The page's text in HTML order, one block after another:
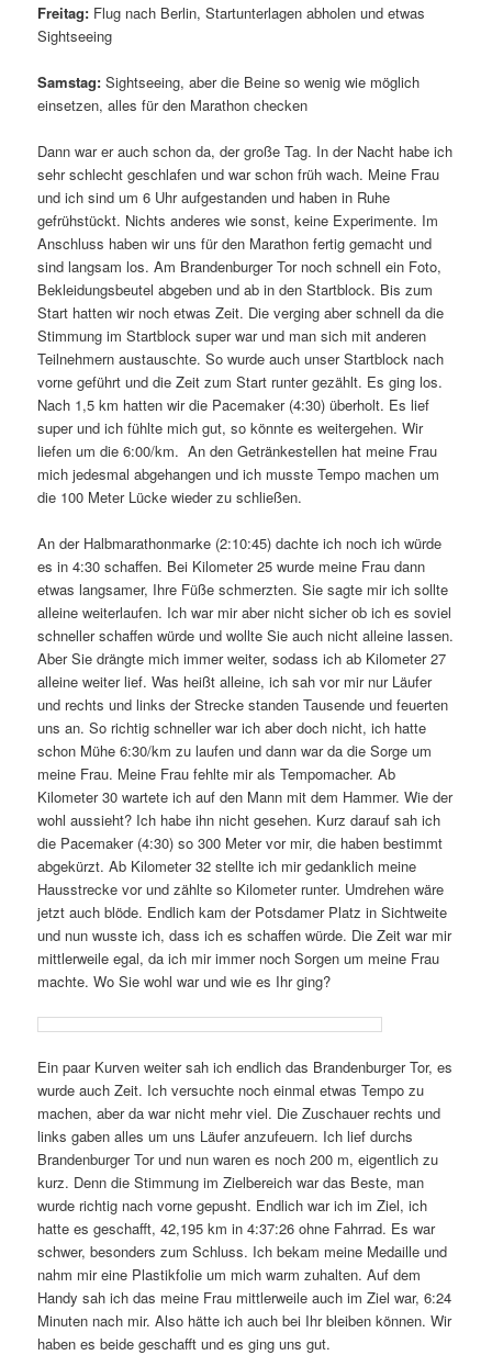
Freitag: Flug nach Berlin, Startunterlagen abholen und etwas
Sightseeing
Samstag: Sightseeing, aber die Beine so wenig wie möglich
einsetzen, alles für den Marathon checken
Dann war er auch schon da, der große Tag. In der Nacht habe ich
sehr schlecht geschlafen und war schon früh wach. Meine Frau
und ich sind um 6 Uhr aufgestanden und haben in Ruhe
gefrühstückt. Nichts anderes wie sonst, keine Experimente. Im
Anschluss haben wir uns für den Marathon fertig gemacht und
sind langsam los. Am Brandenburger Tor noch schnell ein Foto,
Bekleidungsbeutel abgeben und ab in den Startblock. Bis zum
Start hatten wir noch etwas Zeit. Die verging aber schnell da die
Stimmung im Startblock super war und man sich mit anderen
Teilnehmern austauschte. So wurde auch unser Startblock nach
vorne geführt und die Zeit zum Start runter gezählt. Es ging los.
Nach 1,5 km hatten wir die Pacemaker (4:30) überholt. Es lief
super und ich fühlte mich gut, so könnte es weitergehen. Wir
liefen um die 6:00/km. An den Getränkestellen hat meine Frau
mich jedesmal abgehangen und ich musste Tempo machen um
die 100 Meter Lücke wieder zu schließen.
An der Halbmarathonmarke (2:10:45) dachte ich noch ich würde
es in 4:30 schaffen. Bei Kilometer 25 wurde meine Frau dann
etwas langsamer, Ihre Füße schmerzten. Sie sagte mir ich sollte
alleine weiterlaufen. Ich war mir aber nicht sicher ob ich es soviel
schneller schaffen würde und wollte Sie auch nicht alleine lassen.
Aber Sie drängte mich immer weiter, sodass ich ab Kilometer 27
alleine weiter lief. Was heißt alleine, ich sah vor mir nur Läufer
und rechts und links der Strecke standen Tausende und feuerten
uns an. So richtig schneller war ich aber doch nicht, ich hatte
schon Mühe 6:30/km zu laufen und dann war da die Sorge um
meine Frau. Meine Frau fehlte mir als Tempomacher. Ab
Kilometer 30 wartete ich auf den Mann mit dem Hammer. Wie der
wohl aussieht? Ich habe ihn nicht gesehen. Kurz darauf sah ich
die Pacemaker (4:30) so 300 Meter vor mir, die haben bestimmt
abgekürzt. Ab Kilometer 32 stellte ich mir gedanklich meine
Hausstrecke vor und zählte so Kilometer runter. Umdrehen wäre
jetzt auch blöde. Endlich kam der Potsdamer Platz in Sichtweite
und nun wusste ich, dass ich es schaffen würde. Die Zeit war mir
mittlerweile egal, da ich mir immer noch Sorgen um meine Frau
machte. Wo Sie wohl war und wie es Ihr ging?
Ein paar Kurven weiter sah ich endlich das Brandenburger Tor, es
wurde auch Zeit. Ich versuchte noch einmal etwas Tempo zu
machen, aber da war nicht mehr viel. Die Zuschauer rechts und
links gaben alles um uns Läufer anzufeuern. Ich lief durchs
Brandenburger Tor und nun waren es noch 200 m, eigentlich zu
kurz. Denn die Stimmung im Zielbereich war das Beste, man
wurde richtig nach vorne gepusht. Endlich war ich im Ziel, ich
hatte es geschafft, 42,195 km in 4:37:26 ohne Fahrrad. Es war
schwer, besonders zum Schluss. Ich bekam meine Medaille und
nahm mir eine Plastikfolie um mich warm zuhalten. Auf dem
Handy sah ich das meine Frau mittlerweile auch im Ziel war, 6:24
Minuten nach mir. Also hätte ich auch bei Ihr bleiben können. Wir
haben es beide geschafft und es ging uns gut.